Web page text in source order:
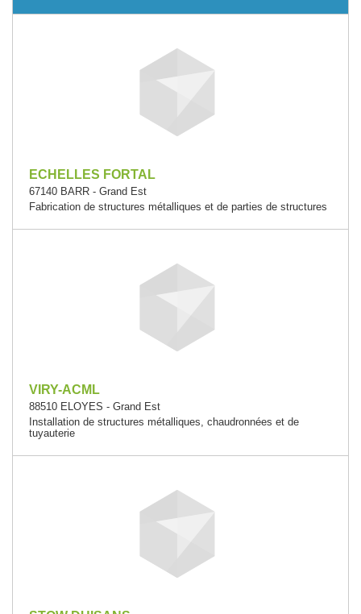
ECHELLES FORTAL
67140 BARR - Grand Est
Fabrication de structures métalliques et de parties de structures
VIRY-ACML
88510 ELOYES - Grand Est
Installation de structures métalliques, chaudronnées et de
tuyauterie